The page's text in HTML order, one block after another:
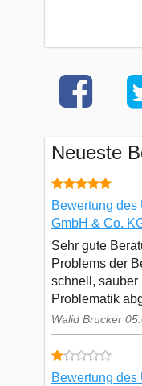
Neueste
Bewertung des
GmbH & Co.
Sehr gute
Problems der
schnell, sauber
Problematik
Walid Brucker
Bewertung des